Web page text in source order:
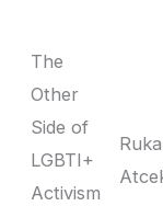
The
Other
Side of
LGBTI+
Activism